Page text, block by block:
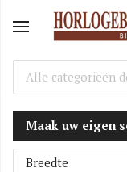
Maak uw eigen
Breedte